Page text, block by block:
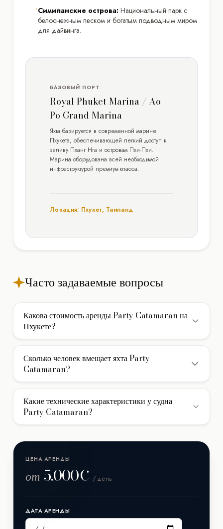
•Симиланские острова: Национальный парк с
белоснежным песком и богатым подводным миром
для дайвинга.
БАЗОВЫЙ ПОРТ
Royal Phuket Marina / Ao
Po Grand Marina
Яхта базируется в современной марине
Пхукета, обеспечивающей легкий доступ к
заливу Пханг Нга и островам Пхи-Пхи.
Марина оборудована всей необходимой
инфраструктурой премиум-класса.
Локация: Пхукет, Таиланд
Часто задаваемые вопросы
Какова стоимость аренды Party Catamaran на
Пхукете?
Пхукете составляет 5.000€/день. В указанную цену
обычно включены услуги экипажа, страховка и стоянка в
Сколько человек вмещает яхта Party
Catamaran?
дневном чартере (без ночевки). Для многодневных
круизов с ночевкой на борту доступно 3 каюты для
комфортного размещения гостей.
Какие технические характеристики у судна
Party Catamaran?
метров. Год постройки/рефита: 2019.
ЦЕНА АРЕНДЫ
от 5.000€ / день
ДАТА АРЕНДЫ